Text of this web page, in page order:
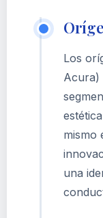
Los
Acura)
mismo
una